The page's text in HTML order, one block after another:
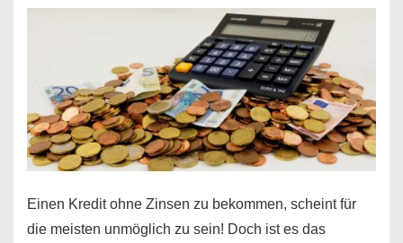
jeden
erfahren
Sie
es
Einen Kredit ohne Zinsen zu bekommen, scheint für
die meisten unmöglich zu sein! Doch ist es das